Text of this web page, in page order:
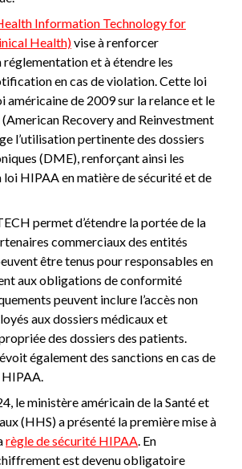
Information Technology for
Health)vise à renforcer
réglementation et à étendre les
en cas de violation. Cette loi
américaine de 2009 sur la relance et le
Recovery and Reinvestment
l’utilisation pertinente des dossiers
(DME), renforçant ainsi les
HIPAA en matière de sécurité et de
permet d’étendre la portée de la
commerciaux des entités
être tenus pour responsables en
aux obligations de conformité
peuvent inclure l’accès non
aux dossiers médicaux et
des dossiers des patients.
également des sanctions en cas de
le ministère américain de la Santé et
(HHS) a présenté la première mise à
règle de sécurité HIPAA. En
est devenu obligatoire